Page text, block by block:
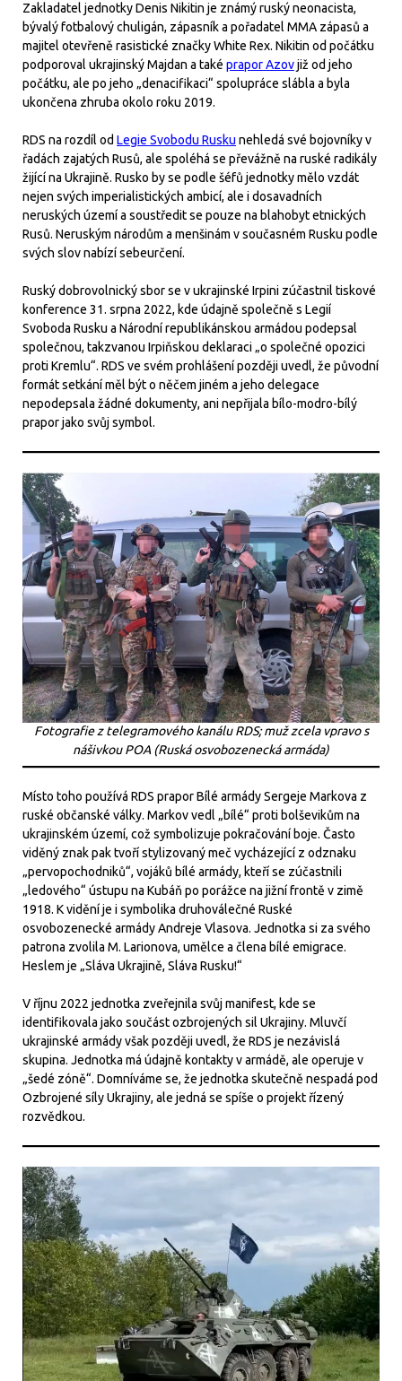
Zakladatel jednotky Denis Nikitin je známý ruský neonacista,
bývalý fotbalový chuligán, zápasník a pořadatel MMA zápasů a
majitel otevřeně rasistické značky White Rex. Nikitin od počátku
podporoval ukrajinský Majdan a také prapor Azovjiž od jeho
počátku, ale po jeho „denacifikaci“ spolupráce slábla a byla
ukončena zhruba okolo roku 2019.
RDS na rozdíl od Legie Svobodu Rusku nehledá své bojovníky v
řadách zajatých Rusů, ale spoléhá se převážně na ruské radikály
žijící na Ukrajině. Rusko by se podle šéfů jednotky mělo vzdát
nejen svých imperialistických ambicí, ale i dosavadních
neruských území a soustředit se pouze na blahobyt etnických
Rusů. Neruským národům a menšinám v současném Rusku podle
svých slov nabízí sebeurčení.
Ruský dobrovolnický sbor se v ukrajinské Irpini zúčastnil tiskové
konference 31. srpna 2022, kde údajně společně s Legií
Svoboda Rusku a Národní republikánskou armádou podepsal
společnou, takzvanou Irpiňskou deklaraci „o společné opozici
proti Kremlu“. RDS ve svém prohlášení později uvedl, že původní
formát setkání měl být o něčem jiném a jeho delegace
nepodepsala žádné dokumenty, ani nepřijala bílo-modro-bílý
prapor jako svůj symbol.
Fotografie z telegramového kanálu RDS; muž zcela vpravo s
nášivkou POA (Ruská osvobozenecká armáda)
Místo toho používá RDS prapor Bílé armády Sergeje Markova z
ruské občanské války. Markov vedl „bílé“ proti bolševikům na
ukrajinském území, což symbolizuje pokračování boje. Často
viděný znak pak tvoří stylizovaný meč vycházející z odznaku
„pervopochodniků“, vojáků bílé armády, kteří se zúčastnili
„ledového“ ústupu na Kubáň po porážce na jižní frontě v zimě
1918. K vidění je i symbolika druhoválečné Ruské
osvobozenecké armády Andreje Vlasova. Jednotka si za svého
patrona zvolila M. Larionova, umělce a člena bílé emigrace.
Heslem je „Sláva Ukrajině, Sláva Rusku!“
V říjnu 2022 jednotka zveřejnila svůj manifest, kde se
identifikovala jako součást ozbrojených sil Ukrajiny. Mluvčí
ukrajinské armády však později uvedl, že RDS je nezávislá
skupina. Jednotka má údajně kontakty v armádě, ale operuje v
„šedé zóně“. Domníváme se, že jednotka skutečně nespadá pod
Ozbrojené síly Ukrajiny, ale jedná se spíše o projekt řízený
rozvědkou.